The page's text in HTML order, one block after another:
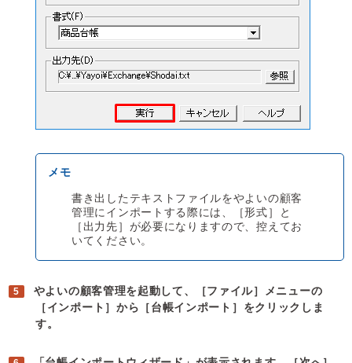
書き出したテキストファイルをやよいの顧客
管理にインポートする際には、［形式］と
［出力先］が必要になりますので、控えてお
いてください。
やよいの顧客管理を起動して、［ファイル］メニューの
［インポート］から［台帳インポート］をクリックしま
す。